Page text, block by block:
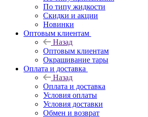
По типу жидкости
Скидки и акции
Новинки
Оптовым клиентам
Назад
Оптовым клиентам
Окрашивание тары
Оплата и доставка
Назад
Оплата и доставка
Условия оплаты
Условия доставки
Обмен и возврат